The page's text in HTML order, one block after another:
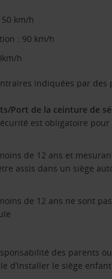
km/h
: 90 km/h
h
indiquées par des
Port de la ceinture de
est obligatoire pour
de 12 ans et
assis dans un siège
de 12 ans ne sont
des parents
d’installer le siège enfant.